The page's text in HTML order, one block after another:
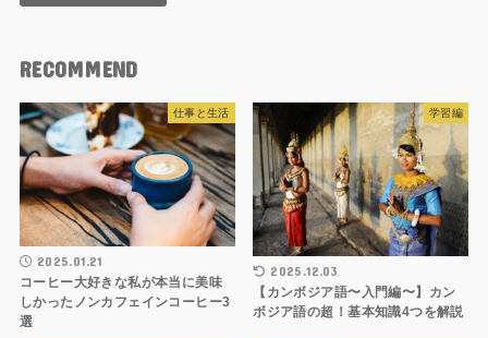
RECOMMEND
仕事と生活
2025.01.21
コーヒー大好きな私が本当に美味
しかったノンカフェインコーヒー3
選
学習編
2025.12.03
【カンボジア語〜入門編〜】カン
ボジア語の超！基本知識4つを解説